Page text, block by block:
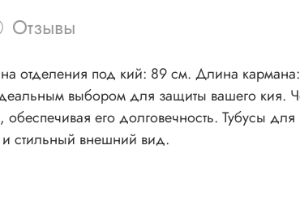
Отзывы
отделения под кий: 89 см. Длина
выбором для защиты вашего кия.
его долговечность. Тубусы
и стильный внешний вид.